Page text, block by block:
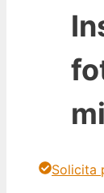
Solicita